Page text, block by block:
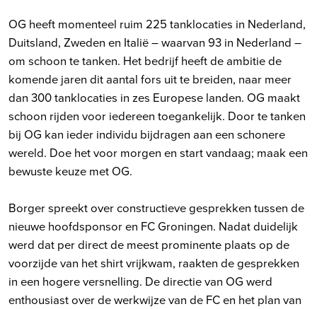
OG heeft momenteel ruim 225 tanklocaties in Nederland,
Duitsland, Zweden en Italië – waarvan 93 in Nederland –
om schoon te tanken. Het bedrijf heeft de ambitie de
komende jaren dit aantal fors uit te breiden, naar meer
dan 300 tanklocaties in zes Europese landen. OG maakt
schoon rijden voor iedereen toegankelijk. Door te tanken
bij OG kan ieder individu bijdragen aan een schonere
wereld. Doe het voor morgen en start vandaag; maak een
bewuste keuze met OG.
Borger spreekt over constructieve gesprekken tussen de
nieuwe hoofdsponsor en FC Groningen. Nadat duidelijk
werd dat per direct de meest prominente plaats op de
voorzijde van het shirt vrijkwam, raakten de gesprekken
in een hogere versnelling. De directie van OG werd
enthousiast over de werkwijze van de FC en het plan van